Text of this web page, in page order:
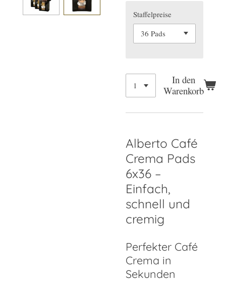
Staffelpreise
In den
Warenkorb
Alberto Café
Crema Pads
6x36 –
Einfach,
schnell und
cremig
Perfekter Café
Crema in
Sekunden